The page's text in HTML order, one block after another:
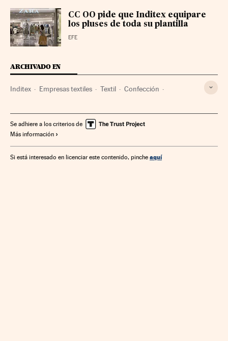
CC OO pide que Inditex equipare
los pluses de toda su plantilla
EFE
ARCHIVADO EN
Inditex Empresas textiles Textil Confección
Se adhiere a los criterios de
Más información
Si está interesado en licenciar este contenido, pinche aquí